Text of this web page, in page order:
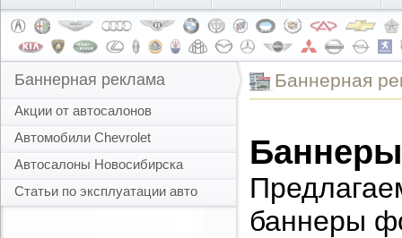
Баннерная реклама
Акции от автосалонов
Автомобили Chevrolet
Автосалоны Новосибирска
Статьи по эксплуатации авто
Баннерная
баннеры